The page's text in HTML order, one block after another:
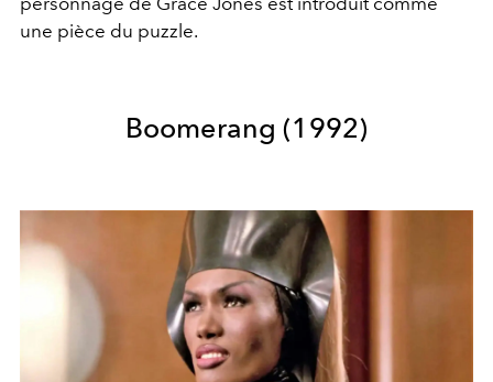
une pièce du puzzle.
Boomerang (1992)